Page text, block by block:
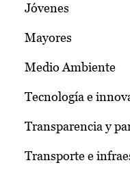
Jóvenes
Mayores
Medio Ambiente
Tecnología e
Transparencia y
Transporte e